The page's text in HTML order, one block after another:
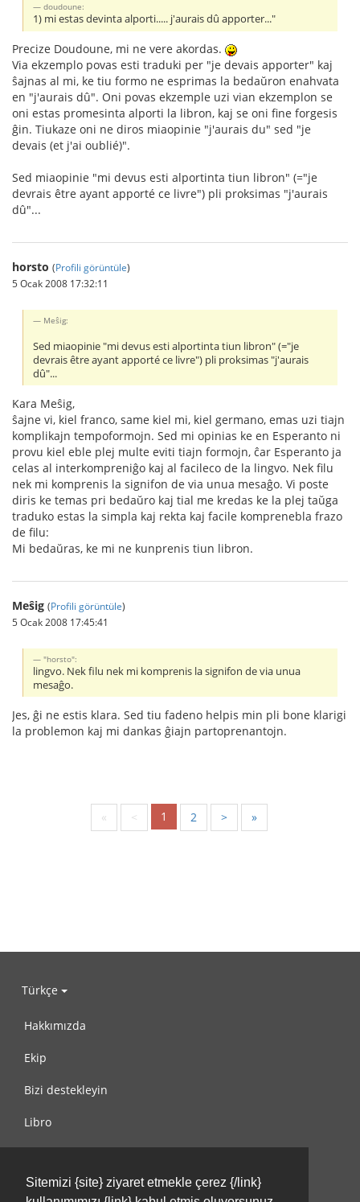
Sitemizi {site} ziyaret etmekle çerez {/link}
doudoune:
1) mi estas devinta alporti..... j'aurais dû apporter..."
Precize Doudoune, mi ne vere akordas.
Via ekzemplo povas esti traduki per "je devais apporter" kaj
ŝajnas al mi, ke tiu formo ne esprimas la bedaŭron enahvata
en "j'aurais dû". Oni povas ekzemple uzi vian ekzemplon se
oni estas promesinta alporti la libron, kaj se oni fine forgesis
ĝin. Tiukaze oni ne diros miaopinie "j'aurais du" sed "je
devais (et j'ai oublié)".
Sed miaopinie "mi devus esti alportinta tiun libron" (="je
devrais être ayant apporté ce livre") pli proksimas "j'aurais
dû"...
horsto (Profili görüntüle)
5 Ocak 2008 17:32:11
Meŝig:
Sed miaopinie "mi devus esti alportinta tiun libron" (="je
devrais être ayant apporté ce livre") pli proksimas "j'aurais
dû"...
Kara Meŝig,
ŝajne vi, kiel franco, same kiel mi, kiel germano, emas uzi tiajn
komplikajn tempoformojn. Sed mi opinias ke en Esperanto ni
provu kiel eble plej multe eviti tiajn formojn, ĉar Esperanto ja
celas al interkompreniĝo kaj al facileco de la lingvo. Nek filu
nek mi komprenis la signifon de via unua mesaĝo. Vi poste
diris ke temas pri bedaŭro kaj tial me kredas ke la plej taŭga
traduko estas la simpla kaj rekta kaj facile komprenebla frazo
de filu:
Mi bedaŭras, ke mi ne kunprenis tiun libron.
Meŝig (Profili görüntüle)
5 Ocak 2008 17:45:41
"horsto":
lingvo. Nek filu nek mi komprenis la signifon de via unua
mesaĝo.
Jes, ĝi ne estis klara. Sed tiu fadeno helpis min pli bone klarigi
la problemon kaj mi dankas ĝiajn partoprenantojn.
« < 1 2 > »
Türkçe
Hakkımızda
Ekip
Bizi destekleyin
Libro
Kullanım Koşulları